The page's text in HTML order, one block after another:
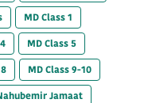
MD Class 1
MD Class 5
MD Class 9-10
Jamaat